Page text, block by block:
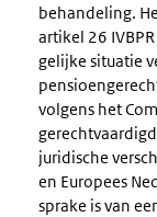
behandeling.
artikel 26
gelijke situatie
volgens het
juridische
en Europees
sprake is van